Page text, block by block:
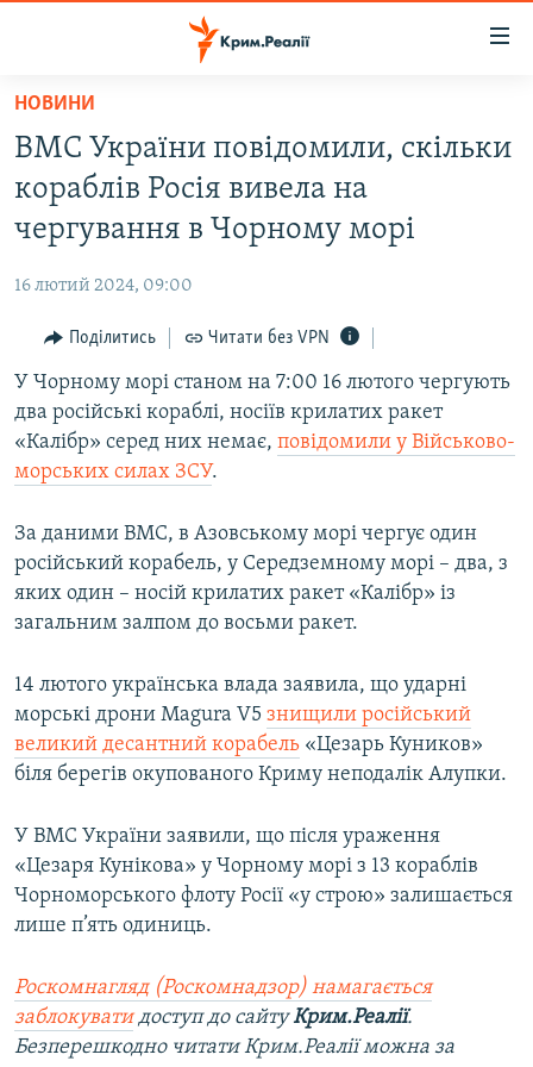
Перейти
основного
матеріалу
Перейти
основної
Перейти
пошуку
ВОДА.КРИМ
ВІДЕО ТА ФОТО
БЛОГИ
ПОГЛЯД
ІНТЕРВ'Ю
ВСЕ ЗА ДЕНЬ
СПЕЦПРОЕКТИ
ВІДЕОУРОКИ «ELIFBE»
СВІДЧЕННЯ ОКУПАЦІЇ
ІНФОГРАФІКА
Русский
Qırımtatar
ДОЛУЧАЙСЯ!
НОВИНИ
ВМС України повідомили, скільки
кораблів Росія вивела на
чергування в Чорному морі
16 лютий 2024, 09:00
Поділитись Читати без VPN
У Чорному морі станом на 7:00 16 лютого чергують
два російські кораблі, носіїв крилатих ракет
«Калібр» серед них немає, повідомили у Військово-
морських силах ЗСУ.
За даними ВМС, в Азовському морі чергує один
російський корабель, у Середземному морі – два, з
яких один – носій крилатих ракет «Калібр» із
загальним залпом до восьми ракет.
14 лютого українська влада заявила, що ударні
морські дрони Magura V5 знищили російський
великий десантний корабель «Цезарь Куников»
біля берегів окупованого Криму неподалік Алупки.
У ВМС України заявили, що після ураження
«Цезаря Кунікова» у Чорному морі з 13 кораблів
Чорноморського флоту Росії «у строю» залишається
лише п’ять одиниць.
Роскомнагляд (Роскомнадзор) намагається
заблокуватидоступ до сайтуКрим.Реалії.
Безперешкодно читати Крим.Реалії можна за